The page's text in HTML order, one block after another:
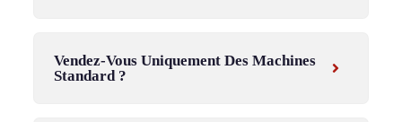
Vendez-Vous Uniquement Des Machines
Standard ?